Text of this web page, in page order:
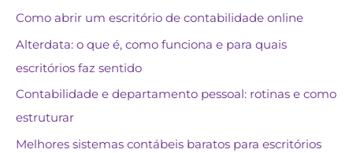
Como abrir um escritório de contabilidade online
Alterdata: o que é, como funciona e para quais
escritórios faz sentido
Contabilidade e departamento pessoal: rotinas e como
estruturar
Melhores sistemas contábeis baratos para escritórios